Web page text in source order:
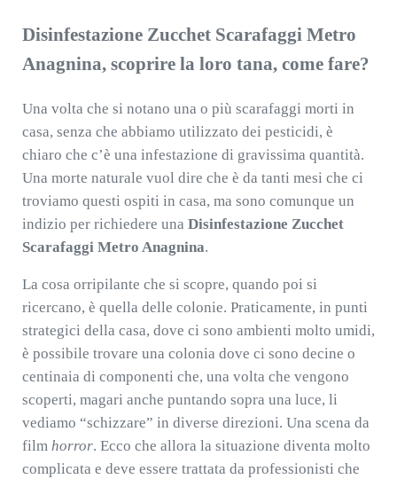
Disinfestazione Zucchet Scarafaggi Metro
Anagnina, scoprire la loro tana, come fare?
Una volta che si notano una o più scarafaggi morti in
casa, senza che abbiamo utilizzato dei pesticidi, è
chiaro che c’è una infestazione di gravissima quantità.
Una morte naturale vuol dire che è da tanti mesi che ci
troviamo questi ospiti in casa, ma sono comunque un
indizio per richiedere una Disinfestazione Zucchet
Scarafaggi Metro Anagnina.
La cosa orripilante che si scopre, quando poi si
ricercano, è quella delle colonie. Praticamente, in punti
strategici della casa, dove ci sono ambienti molto umidi,
è possibile trovare una colonia dove ci sono decine o
centinaia di componenti che, una volta che vengono
scoperti, magari anche puntando sopra una luce, li
vediamo “schizzare” in diverse direzioni. Una scena da
film horror. Ecco che allora la situazione diventa molto
complicata e deve essere trattata da professionisti che